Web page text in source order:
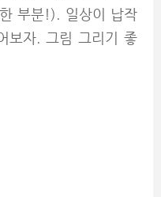
부분!). 일상이 납작
보자. 그림 그리기 좋